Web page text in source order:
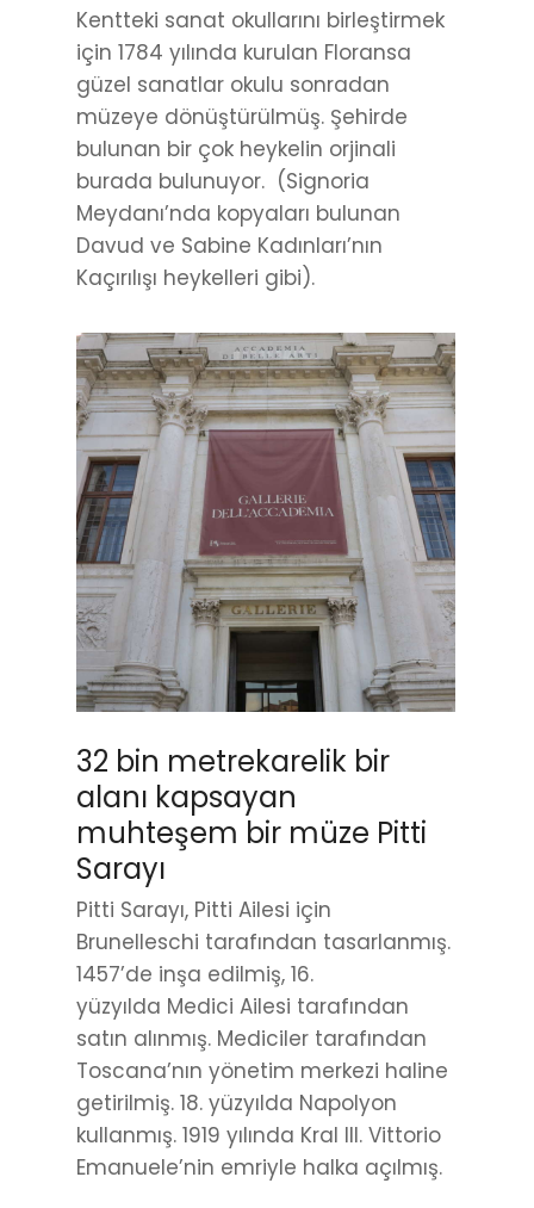
Kentteki sanat okullarını birleştirmek
için 1784 yılında kurulan Floransa
güzel sanatlar okulu sonradan
müzeye dönüştürülmüş. Şehirde
bulunan bir çok heykelin orjinali
burada bulunuyor. (Signoria
Meydanı’nda kopyaları bulunan
Davud ve Sabine Kadınları’nın
Kaçırılışı heykelleri gibi).
32 bin metrekarelik bir
alanı kapsayan
muhteşem bir müze Pitti
Sarayı
Pitti Sarayı, Pitti Ailesi için
Brunelleschi tarafından tasarlanmış.
1457’de inşa edilmiş, 16.
yüzyılda Medici Ailesi tarafından
satın alınmış. Mediciler tarafından
Toscana’nın yönetim merkezi haline
getirilmiş. 18. yüzyılda Napolyon
kullanmış. 1919 yılında Kral III. Vittorio
Emanuele’nin emriyle halka açılmış.